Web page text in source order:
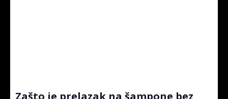
Zašto je prelazak na šampone bez